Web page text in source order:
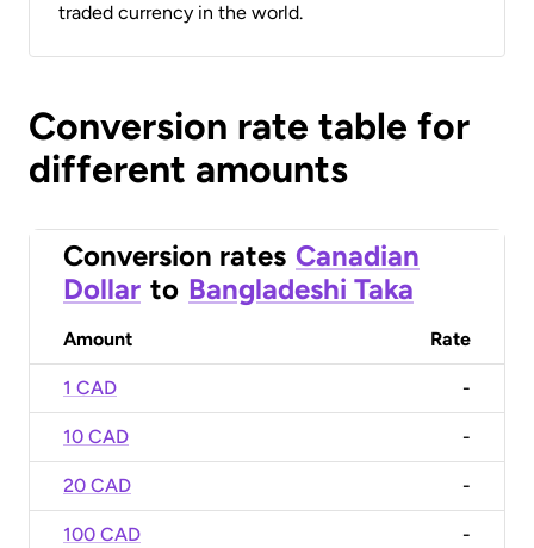
traded currency in the world.
Conversion rate table for
different amounts
Conversion rates Canadian
Dollar to Bangladeshi Taka
Amount Rate
1 CAD -
10 CAD -
20 CAD -
100 CAD -